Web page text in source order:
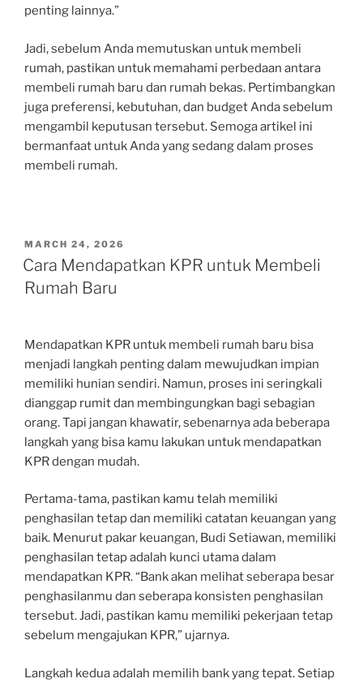
penting lainnya.”
Jadi, sebelum Anda memutuskan untuk membeli
rumah, pastikan untuk memahami perbedaan antara
membeli rumah baru dan rumah bekas. Pertimbangkan
juga preferensi, kebutuhan, dan budget Anda sebelum
mengambil keputusan tersebut. Semoga artikel ini
bermanfaat untuk Anda yang sedang dalam proses
membeli rumah.
POSTED
ON
MARCH 24, 2026
Cara Mendapatkan KPR untuk Membeli
Rumah Baru
Mendapatkan KPR untuk membeli rumah baru bisa
menjadi langkah penting dalam mewujudkan impian
memiliki hunian sendiri. Namun, proses ini seringkali
dianggap rumit dan membingungkan bagi sebagian
orang. Tapi jangan khawatir, sebenarnya ada beberapa
langkah yang bisa kamu lakukan untuk mendapatkan
KPR dengan mudah.
Pertama-tama, pastikan kamu telah memiliki
penghasilan tetap dan memiliki catatan keuangan yang
baik. Menurut pakar keuangan, Budi Setiawan, memiliki
penghasilan tetap adalah kunci utama dalam
mendapatkan KPR. “Bank akan melihat seberapa besar
penghasilanmu dan seberapa konsisten penghasilan
tersebut. Jadi, pastikan kamu memiliki pekerjaan tetap
sebelum mengajukan KPR,” ujarnya.
Langkah kedua adalah memilih bank yang tepat. Setiap